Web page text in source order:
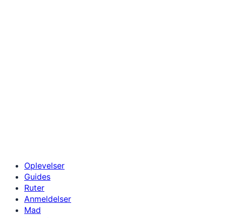
Oplevelser
Guides
Ruter
Anmeldelser
Mad